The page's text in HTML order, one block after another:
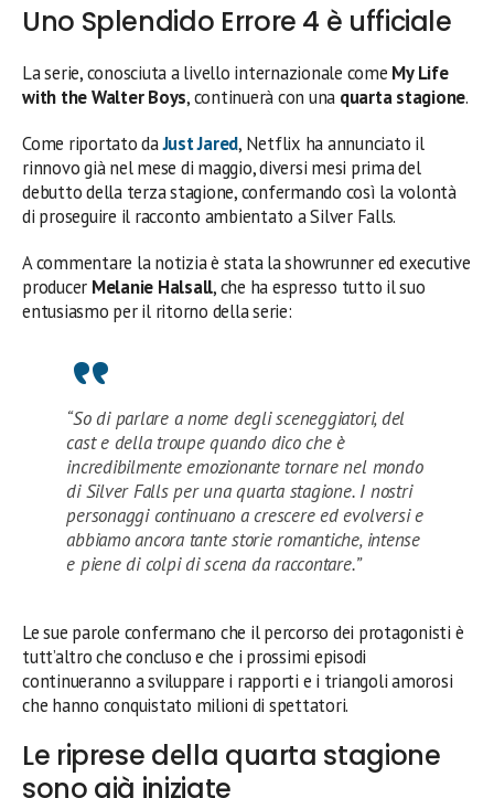
Uno Splendido Errore 4 è ufficiale
La serie, conosciuta a livello internazionale come My Life
with the Walter Boys, continuerà con una quarta stagione.
Come riportato daJust Jared, Netflix ha annunciato il
rinnovo già nel mese di maggio, diversi mesi prima del
debutto della terza stagione, confermando così la volontà
di proseguire il racconto ambientato a Silver Falls.
A commentare la notizia è stata la showrunner ed executive
producer Melanie Halsall, che ha espresso tutto il suo
entusiasmo per il ritorno della serie:
“So di parlare a nome degli sceneggiatori, del
cast e della troupe quando dico che è
incredibilmente emozionante tornare nel mondo
di Silver Falls per una quarta stagione. I nostri
personaggi continuano a crescere ed evolversi e
abbiamo ancora tante storie romantiche, intense
e piene di colpi di scena da raccontare.”
Le sue parole confermano che il percorso dei protagonisti è
tutt’altro che concluso e che i prossimi episodi
continueranno a sviluppare i rapporti e i triangoli amorosi
che hanno conquistato milioni di spettatori.
Le riprese della quarta stagione
sono già iniziate